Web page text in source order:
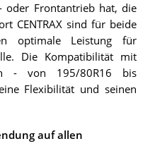
oder Frontantrieb hat, die
CENTRAX sind für beide
optimale Leistung für
Die Kompatibilität mit
- von 195/80R16 bis
Flexibilität und seinen
auf allen